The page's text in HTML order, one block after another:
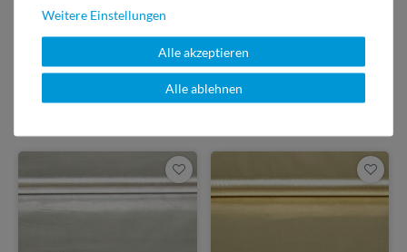
Über 110 Gratis
Schnittmuster für Dich
Weitere Einstellungen
Alle akzeptieren
Alle ablehnen